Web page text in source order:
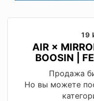
19
AIR ×
BOOSIN |
Продажа
Но вы можете